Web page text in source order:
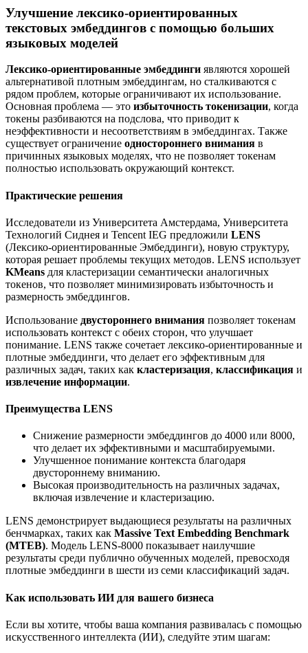
Улучшение лексико-ориентированных
текстовых эмбеддингов с помощью больших
языковых моделей
Лексико-ориентированные эмбеддинги являются хорошей
альтернативой плотным эмбеддингам, но сталкиваются с
рядом проблем, которые ограничивают их использование.
Основная проблема — это избыточность токенизации, когда
токены разбиваются на подслова, что приводит к
неэффективности и несоответствиям в эмбеддингах. Также
существует ограничение одностороннего внимания в
причинных языковых моделях, что не позволяет токенам
полностью использовать окружающий контекст.
Практические решения
Исследователи из Университета Амстердама, Университета
Технологий Сиднея и Tencent IEG предложили LENS
(Лексико-ориентированные Эмбеддинги), новую структуру,
которая решает проблемы текущих методов. LENS использует
KMeans для кластеризации семантически аналогичных
токенов, что позволяет минимизировать избыточность и
размерность эмбеддингов.
Использование двустороннего внимания позволяет токенам
использовать контекст с обеих сторон, что улучшает
понимание. LENS также сочетает лексико-ориентированные и
плотные эмбеддинги, что делает его эффективным для
различных задач, таких как кластеризация, классификация и
извлечение информации.
Преимущества LENS
Снижение размерности эмбеддингов до 4000 или 8000,
что делает их эффективными и масштабируемыми.
Улучшенное понимание контекста благодаря
двустороннему вниманию.
Высокая производительность на различных задачах,
включая извлечение и кластеризацию.
LENS демонстрирует выдающиеся результаты на различных
бенчмарках, таких как Massive Text Embedding Benchmark
(MTEB). Модель LENS-8000 показывает наилучшие
результаты среди публично обученных моделей, превосходя
плотные эмбеддинги в шести из семи классификаций задач.
Как использовать ИИ для вашего бизнеса
Если вы хотите, чтобы ваша компания развивалась с помощью
искусственного интеллекта (ИИ), следуйте этим шагам: